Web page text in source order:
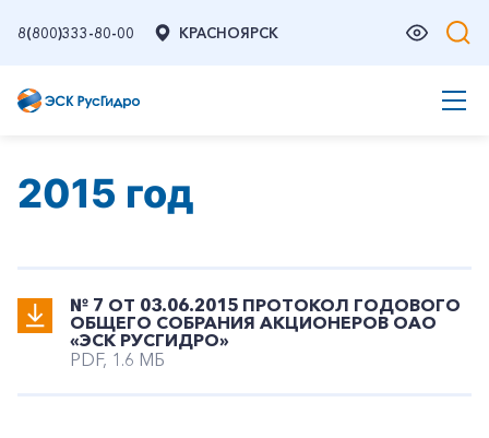
8(800)333-80-00 КРАСНОЯРСК
2015 год
№ 7 ОТ 03.06.2015 ПРОТОКОЛ ГОДОВОГО
ОБЩЕГО СОБРАНИЯ АКЦИОНЕРОВ ОАО
«ЭСК РУСГИДРО»
PDF, 1.6 МБ